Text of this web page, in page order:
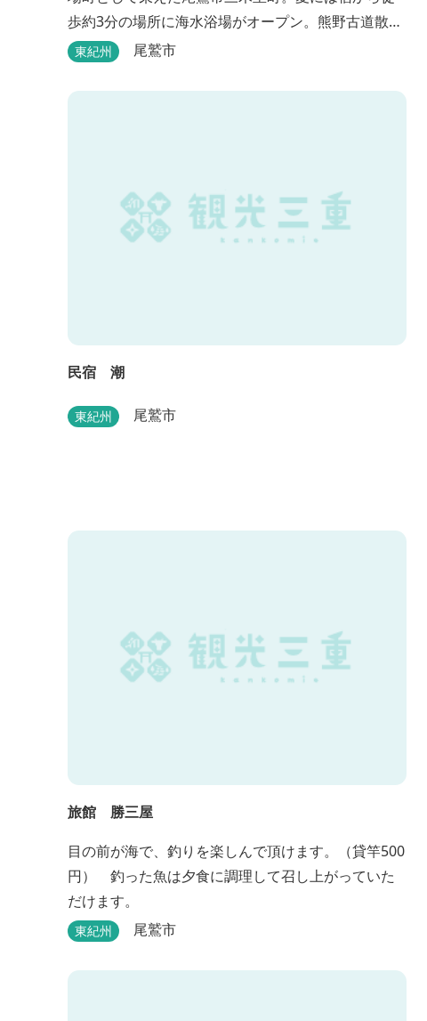
歩約3分の場所に海水浴場がオープン。熊野古道散策
はもちろん、林業体験もできます。
東紀州 尾鷲市
民宿 潮
東紀州 尾鷲市
旅館 勝三屋
目の前が海で、釣りを楽しんで頂けます。（貸竿500
円） 釣った魚は夕食に調理して召し上がっていた
だけます。
東紀州 尾鷲市